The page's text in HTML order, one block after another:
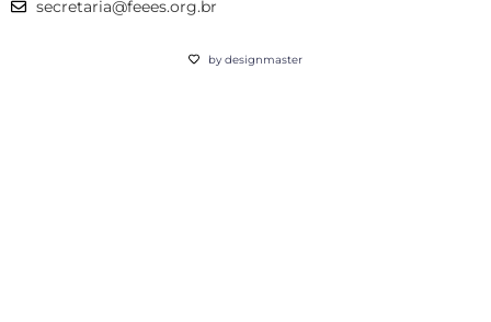
secretaria@feees.org.br
by designmaster